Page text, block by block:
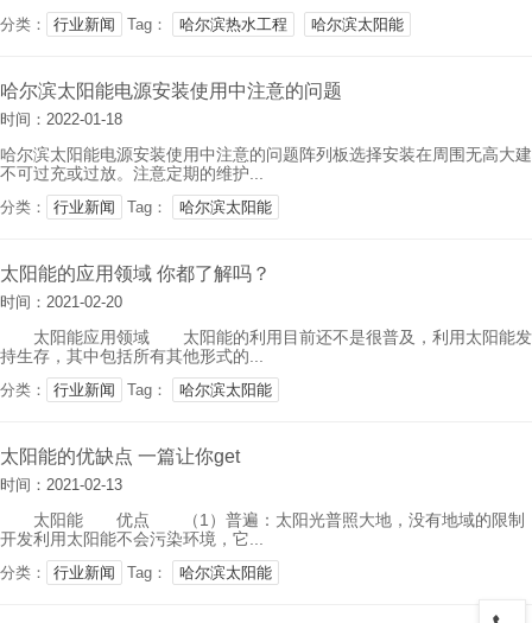
分类： 行业新闻 Tag： 哈尔滨热水工程 哈尔滨太阳能
哈尔滨太阳能电源安装使用中注意的问题
时间：2022-01-18
哈尔滨太阳能电源安装使用中注意的问题阵列板选择安装在周围无高大
不可过充或过放。注意定期的维护...
分类： 行业新闻 Tag： 哈尔滨太阳能
太阳能的应用领域 你都了解吗？
时间：2021-02-20
太阳能应用领域 太阳能的利用目前还不是很普及，利用太阳能发
持生存，其中包括所有其他形式的...
分类： 行业新闻 Tag： 哈尔滨太阳能
太阳能的优缺点 一篇让你get
时间：2021-02-13
太阳能 优点 （1）普遍：太阳光普照大地，没有地域的限制，无
开发利用太阳能不会污染环境，它...
分类： 行业新闻 Tag： 哈尔滨太阳能